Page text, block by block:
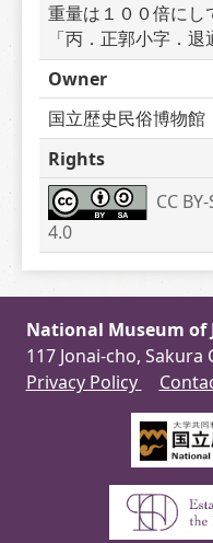
重量は１００倍にし
「丙．正郭小字．退
Owner
国立歴史民俗博物館
Rights
CC
4.0
National Museum of
117 Jonai-cho,
Privacy Policy